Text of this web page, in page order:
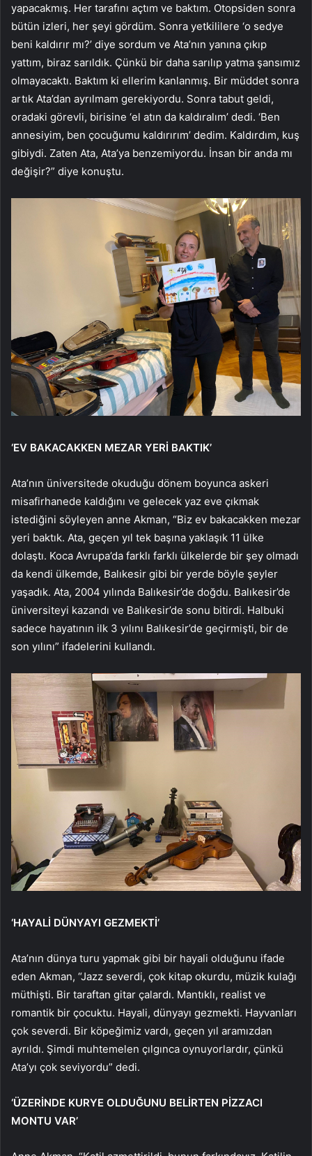
yapacakmış. Her tarafını açtım ve baktım. Otopsiden sonra
bütün izleri, her şeyi gördüm. Sonra yetkililere ‘o sedye
beni kaldırır mı?’ diye sordum ve Ata’nın yanına çıkıp
yattım, biraz sarıldık. Çünkü bir daha sarılıp yatma şansımız
olmayacaktı. Baktım ki ellerim kanlanmış. Bir müddet sonra
artık Ata’dan ayrılmam gerekiyordu. Sonra tabut geldi,
oradaki görevli, birisine ‘el atın da kaldıralım’ dedi. ‘Ben
annesiyim, ben çocuğumu kaldırırım’ dedim. Kaldırdım, kuş
gibiydi. Zaten Ata, Ata’ya benzemiyordu. İnsan bir anda mı
değişir?” diye konuştu.
‘EV BAKACAKKEN MEZAR YERİ BAKTIK’
Ata’nın üniversitede okuduğu dönem boyunca askeri
misafirhanede kaldığını ve gelecek yaz eve çıkmak
istediğini söyleyen anne Akman, “Biz ev bakacakken mezar
yeri baktık. Ata, geçen yıl tek başına yaklaşık 11 ülke
dolaştı. Koca Avrupa’da farklı farklı ülkelerde bir şey olmadı
da kendi ülkemde, Balıkesir gibi bir yerde böyle şeyler
yaşadık. Ata, 2004 yılında Balıkesir’de doğdu. Balıkesir’de
üniversiteyi kazandı ve Balıkesir’de sonu bitirdi. Halbuki
sadece hayatının ilk 3 yılını Balıkesir’de geçirmişti, bir de
son yılını” ifadelerini kullandı.
‘HAYALİ DÜNYAYI GEZMEKTİ’
Ata’nın dünya turu yapmak gibi bir hayali olduğunu ifade
eden Akman, “Jazz severdi, çok kitap okurdu, müzik kulağı
müthişti. Bir taraftan gitar çalardı. Mantıklı, realist ve
romantik bir çocuktu. Hayali, dünyayı gezmekti. Hayvanları
çok severdi. Bir köpeğimiz vardı, geçen yıl aramızdan
ayrıldı. Şimdi muhtemelen çılgınca oynuyorlardır, çünkü
Ata’yı çok seviyordu” dedi.
‘ÜZERİNDE KURYE OLDUĞUNU BELİRTEN PİZZACI
MONTU VAR’